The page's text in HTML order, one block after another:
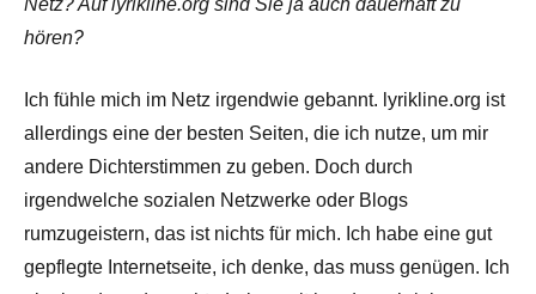
hören?
Ich fühle mich im Netz irgendwie gebannt. lyrikline.org ist
allerdings eine der besten Seiten, die ich nutze, um mir
andere Dichterstimmen zu geben. Doch durch
irgendwelche sozialen Netzwerke oder Blogs
rumzugeistern, das ist nichts für mich. Ich habe eine gut
gepflegte Internetseite, ich denke, das muss genügen. Ich